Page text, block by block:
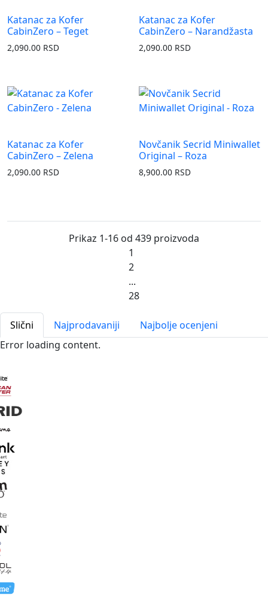
Katanac za Kofer
CabinZero – Teget
2,090.00 RSD
Katanac za Kofer
CabinZero – Narandžasta
2,090.00 RSD
Katanac za Kofer
CabinZero – Zelena
2,090.00 RSD
Novčanik Secrid Miniwallet
Original – Roza
8,900.00 RSD
Prikaz 1-16 od 439 proizvoda
1
2
...
28
Slični Najprodavaniji
Najbolje ocenjeni
Error loading content.